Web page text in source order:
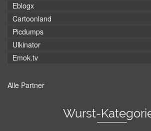
Eblogx
Cartoonland
Picdumps
Ulkinator
Emok.tv
Alle Partner
Wurst-